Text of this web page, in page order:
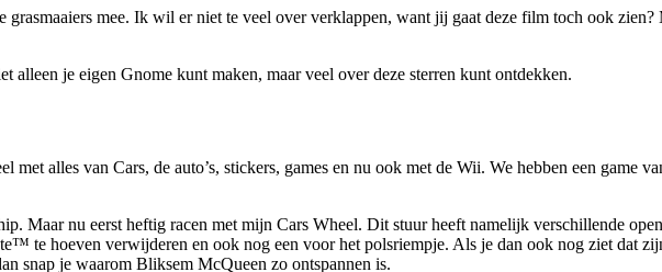
grasmaaiers mee. Ik wil er niet te veel over verklappen, want jij gaat deze film toch ook
alleen je eigen Gnome kunt maken, maar veel over deze sterren kunt ontdekken.
alles van Cars, de auto’s, stickers, games en nu ook met de Wii. We hebben een game
Maar nu eerst heftig racen met mijn Cars Wheel. Dit stuur heeft namelijk verschillende
te hoeven verwijderen en ook nog een voor het polsriempje. Als je dan ook nog ziet dat
snap je waarom Bliksem McQueen zo ontspannen is.